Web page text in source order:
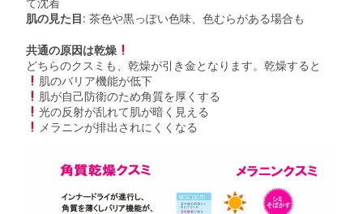
肌の見た目: 茶色や黒っぽい色味、色むらがある場合も
共通の原因は乾燥
どちらのクスミも、乾燥が引き金となります。乾燥すると
肌のバリア機能が低下
肌が自己防衛のため角質を厚くする
光の反射が乱れて肌が暗く見える
メラニンが排出されにくくなる